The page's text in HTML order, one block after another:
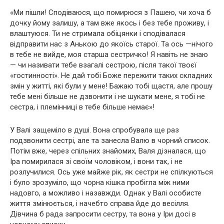
«Ми пішли! Сподіваюся, що помирюся з Пашею, чи хоча б
дочку йому залишу, а там вже якось і без тебе проживу, і
влаштуюся. Ти не стримала обіцянки і сподівалася
відправити нас з Анькою до якоїсь старої. Та ось —нічого
в тебе не вийде, моя старша сестричко! Я навіть не знаю
— чи називати тебе взагалі сестрою, після такої твоєї
«гостинності». Не дай тобі Боже пережити таких складних
змін у житті, які були у мене! Бажаю тобі щастя, але прошу
тебе мені більше не дзвонити і не шукати мене, я тобі не
сестра, і племінниці в тебе більше немає»!
У Валі защеміло в душі. Вона спробувала ще раз
подзвонити сестрі, але та занесла Валю в чорний список.
Потім вже, через спільних знайомих, Валя дізналася, що
Іра помирилася зі своїм чоловіком, і вони так, і не
розлучилися. Ось уже майже рік, як сестри не спілкуються
і було зрозуміло, що чорна кішка пробігла між ними
надовго, а можливо і назавжди. Однак у Валі особисте
життя змінюється, і начебто справа йде до весілля.
Дівчина б рада запросити сестру, та вона у Іри досі в